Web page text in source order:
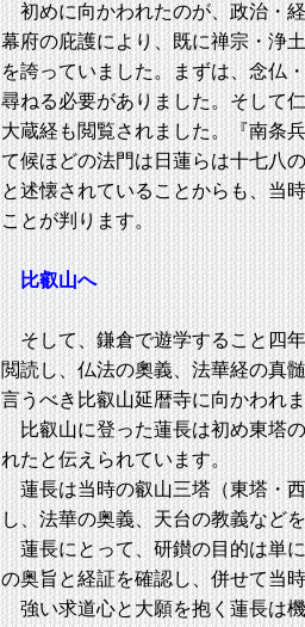
初めに向かわれたのが、政治・
幕府の庇護により、既に禅宗・浄
を誇っていました。まずは、念仏
尋ねる必要がありました。そして
大蔵経も閲覧されました。『南条
て候ほどの法門は日蓮らは十七八
と述懐されていることからも、当
ことが判ります。
比叡山へ
そして、鎌倉で遊学すること四
閲読し、仏法の奧義、法華経の真
言うべき比叡山延暦寺に向かわれ
比叡山に登った蓮長は初め東塔
れたと伝えられています。
蓮長は当時の叡山三塔（東塔・
し、法華の奥義、天台の教義など
蓮長にとって、研鑚の目的は単
の奥旨と経証を確認し、併せて当
強い求道心と大願を抱く蓮長は